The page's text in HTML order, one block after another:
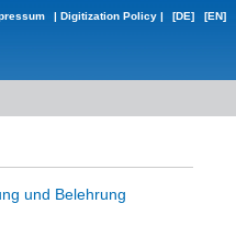
| Digitization Policy | [DE] [EN]
und Belehrung